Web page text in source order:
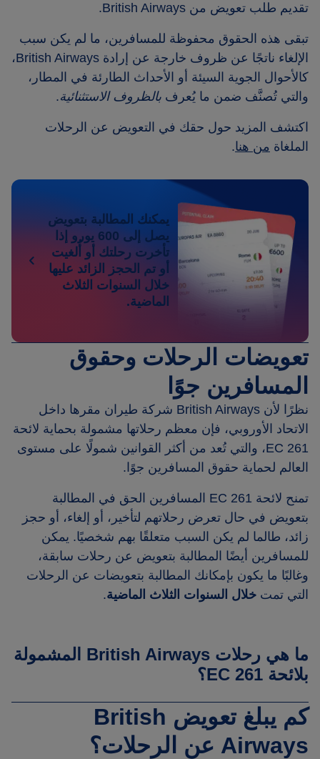
تقديم طلب تعويض من British Airways.
تبقى هذه الحقوق محفوظة للمسافرين، ما لم يكن سبب
الإلغاء ناتجًا عن ظروف خارجة عن إرادة British Airways،
كالأحوال الجوية السيئة أو الأحداث الطارئة في المطار،
والتي تُصنَّف ضمن ما يُعرف بالظروف الاستثنائية.
اكتشف المزيد حول حقك في التعويض عن الرحلات
الملغاة من هنا.
يمكنك المطالبة بتعويض
يصل إلى 600 يورو إذا
تأخرت رحلتك أو أُلغيت
أو تم الحجز الزائد عليها
خلال السنوات الثلاث
الماضية.
تعويضات الرحلات وحقوق
المسافرين جوًا
نظرًا لأن British Airways شركة طيران مقرها داخل
الاتحاد الأوروبي، فإن معظم رحلاتها مشمولة بحماية لائحة
EC 261، والتي تُعد من أكثر القوانين شمولًا على مستوى
العالم لحماية حقوق المسافرين جوًا.
تمنح لائحة EC 261 المسافرين الحق في المطالبة
بتعويض في حال تعرض رحلاتهم لتأخير، أو إلغاء، أو حجز
زائد، طالما لم يكن السبب متعلقًا بهم شخصيًا. يمكن
للمسافرين أيضًا المطالبة بتعويض عن رحلات سابقة،
وغالبًا ما يكون بإمكانك المطالبة بتعويضات عن الرحلات
التي تمت خلال السنوات الثلاث الماضية.
ما هي رحلات British Airways المشمولة
بلائحة EC 261؟
كم يبلغ تعويض British
Airways عن الرحلات؟